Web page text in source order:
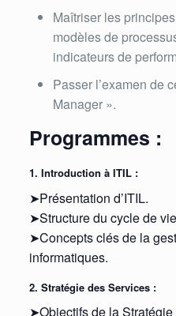
Maîtriser les
modèles de
indicateurs de
Passer l’examen de
Manager ».
Programmes :
1. Introduction à ITIL :
➤Présentation d’ITIL.
➤Structure du cycle de
➤Concepts clés de la
informatiques.
2. Stratégie des Services :
➤Objectifs de la